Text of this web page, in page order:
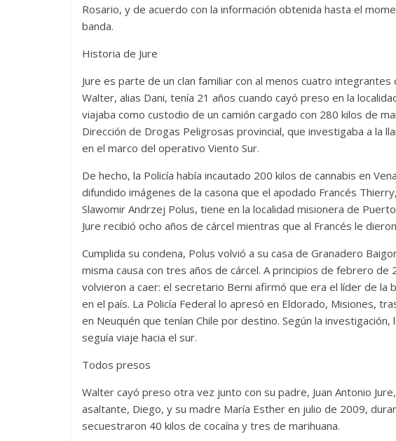
Rosario, y de acuerdo con la información obtenida hasta el
banda.
Historia de Jure
Jure es parte de un clan familiar con al menos cuatro
Walter, alias Dani, tenía 21 años cuando cayó preso en la
viajaba como custodio de un camión cargado con 280 kilos de
Dirección de Drogas Peligrosas provincial, que investigaba a la
en el marco del operativo Viento Sur.
De hecho, la Policía había incautado 200 kilos de cannabis en
difundido imágenes de la casona que el apodado Francés
Slawomir Andrzej Polus, tiene en la localidad misionera de
Jure recibió ocho años de cárcel mientras que al Francés le
Cumplida su condena, Polus volvió a su casa de Granadero
misma causa con tres años de cárcel. A principios de febrero
volvieron a caer: el secretario Berni afirmó que era el líder de la
en el país. La Policía Federal lo apresó en Eldorado, Misiones,
en Neuquén que tenían Chile por destino. Según la
seguía viaje hacia el sur.
Todos presos
Walter cayó preso otra vez junto con su padre, Juan Antonio
asaltante, Diego, y su madre María Esther en julio de 2009,
secuestraron 40 kilos de cocaína y tres de marihuana.